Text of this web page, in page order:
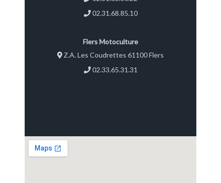
02.31.68.85.10
Flers Motoculture
Z.A. Les Coudrettes 61100 Flers
02.33.65.31.31